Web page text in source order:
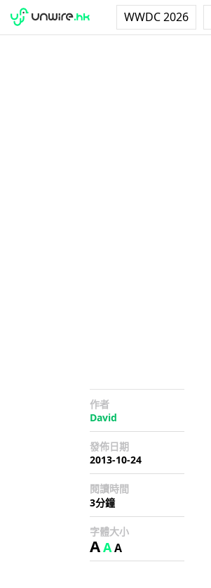
WWDC 2026
作者
David
發佈日期
2013-10-24
閱讀時間
3分鐘
字體大小
AAA